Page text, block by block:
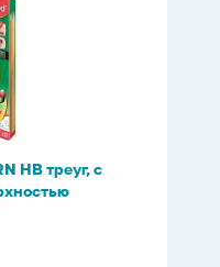
НВ треуг, с